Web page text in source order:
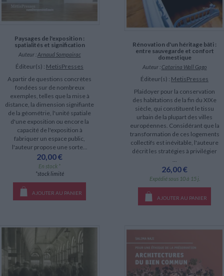
Paysages de l'exposition :
spatialités et signification
Auteur :Arnaud Sompairac
Éditeur(s) : MetisPresses
A partir de questions concrètes
fondées sur de nombreux
exemples, telles que la mise à
distance, la dimension signifiante
de la géométrie, l'unité spatiale
d'une exposition ou encore la
capacité de l'exposition à
fabriquer un espace public,
l'auteur propose une sorte...
20,00 €
En stock *
*stock limité
AJOUTER AU PANIER
Rénovation d'un héritage bâti :
entre sauvegarde et confort
domestique
Auteur : Catarina Wall Gago
Éditeur(s) : MetisPresses
Plaidoyer pour la conservation
des habitations de la fin du XIXe
siècle, qui constituent le tissu
urbain de la plupart des villes
européennes. Considérant que la
transformation de ces logements
collectifs est inévitable, l'auteure
décrit les stratégies à privilégier
...
26,00 €
Expédié sous 10 à 15 j.
AJOUTER AU PANIER